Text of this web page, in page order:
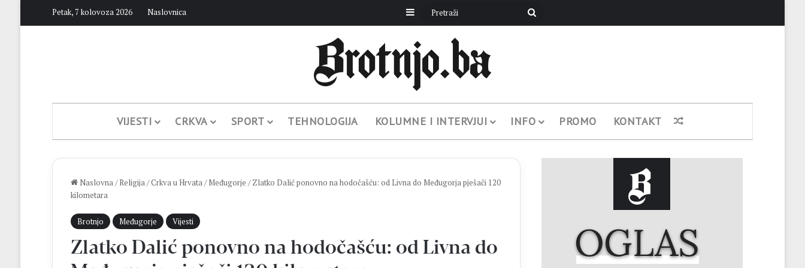
Petak, 7 kolovoza 2026 Naslovnica Sidebar Pretraži
VIJESTI CRKVA SPORT TEHNOLOGIJA KOLUMNE I INTERVJUI INFO PROMO KONTAKT Nasumični članak
Naslovna/ Religija/Crkva u Hrvata/ Međugorje / Zlatko Dalić ponovno na hodočašću: od Livna do Međugorja pješači 120
kilometara
Brotnjo Međugorje Vijesti
Zlatko Dalić ponovno na hodočašću: od Livna do